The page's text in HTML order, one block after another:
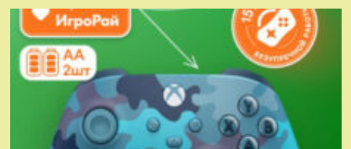
Геймпад
Microsoft
Xbox
Series
X|S
Wireless
Controller
Robot
White
(белый)